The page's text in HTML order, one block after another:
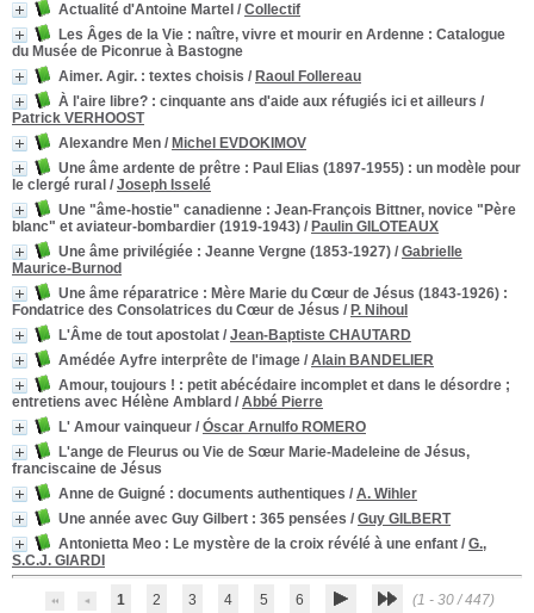
Actualité d'Antoine Martel / Collectif
Les Âges de la Vie : naître, vivre et mourir en Ardenne : Catalogue
du Musée de Piconrue à Bastogne
Aimer. Agir. : textes choisis / Raoul Follereau
À l'aire libre? : cinquante ans d'aide aux réfugiés ici et ailleurs /
Patrick VERHOOST
Alexandre Men / Michel EVDOKIMOV
Une âme ardente de prêtre : Paul Elias (1897-1955) : un modèle pour
le clergé rural / Joseph Isselé
Une "âme-hostie" canadienne : Jean-François Bittner, novice "Père
blanc" et aviateur-bombardier (1919-1943) / Paulin GILOTEAUX
Une âme privilégiée : Jeanne Vergne (1853-1927) / Gabrielle
Maurice-Burnod
Une âme réparatrice : Mère Marie du Cœur de Jésus (1843-1926) :
Fondatrice des Consolatrices du Cœur de Jésus / P. Nihoul
L'Âme de tout apostolat / Jean-Baptiste CHAUTARD
Amédée Ayfre interprête de l'image / Alain BANDELIER
Amour, toujours ! : petit abécédaire incomplet et dans le désordre ;
entretiens avec Hélène Amblard / Abbé Pierre
L' Amour vainqueur / Óscar Arnulfo ROMERO
L'ange de Fleurus ou Vie de Sœur Marie-Madeleine de Jésus,
franciscaine de Jésus
Anne de Guigné : documents authentiques / A. Wihler
Une année avec Guy Gilbert : 365 pensées / Guy GILBERT
Antonietta Meo : Le mystère de la croix révélé à une enfant / G.,
S.C.J. GIARDI
1 2 3 4 5 6 (1 - 30 / 447)